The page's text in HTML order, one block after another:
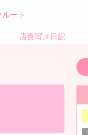
ート
店長写メ日記